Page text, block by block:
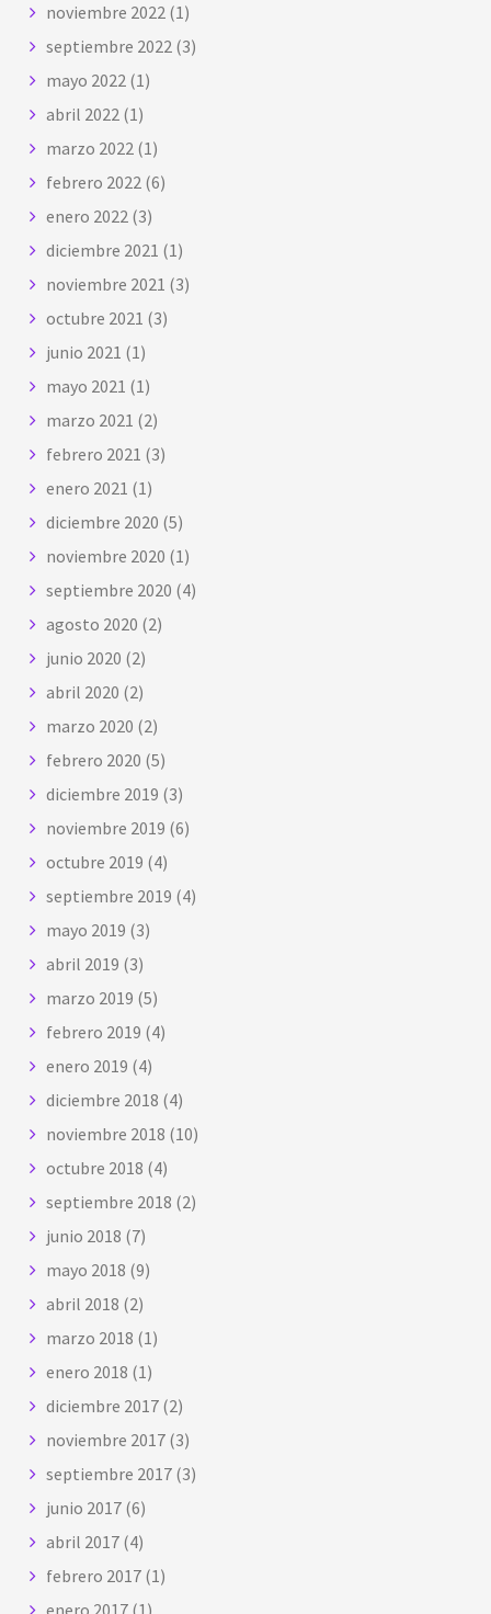
noviembre 2022 (1)
septiembre 2022 (3)
mayo 2022 (1)
abril 2022 (1)
marzo 2022 (1)
febrero 2022 (6)
enero 2022 (3)
diciembre 2021 (1)
noviembre 2021 (3)
octubre 2021 (3)
junio 2021 (1)
mayo 2021 (1)
marzo 2021 (2)
febrero 2021 (3)
enero 2021 (1)
diciembre 2020 (5)
noviembre 2020 (1)
septiembre 2020 (4)
agosto 2020 (2)
junio 2020 (2)
abril 2020 (2)
marzo 2020 (2)
febrero 2020 (5)
diciembre 2019 (3)
noviembre 2019 (6)
octubre 2019 (4)
septiembre 2019 (4)
mayo 2019 (3)
abril 2019 (3)
marzo 2019 (5)
febrero 2019 (4)
enero 2019 (4)
diciembre 2018 (4)
noviembre 2018 (10)
octubre 2018 (4)
septiembre 2018 (2)
junio 2018 (7)
mayo 2018 (9)
abril 2018 (2)
marzo 2018 (1)
enero 2018 (1)
diciembre 2017 (2)
noviembre 2017 (3)
septiembre 2017 (3)
junio 2017 (6)
abril 2017 (4)
febrero 2017 (1)